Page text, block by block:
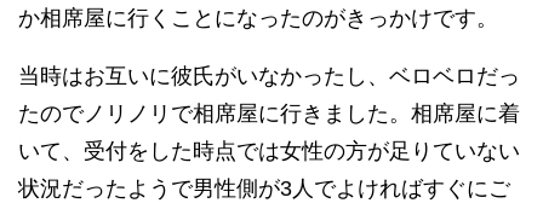
か相席屋に行くことになったのがきっかけです。
当時はお互いに彼氏がいなかったし、ベロベロだっ
たのでノリノリで相席屋に行きました。相席屋に着
いて、受付をした時点では女性の方が足りていない
状況だったようで男性側が3人でよければすぐにご